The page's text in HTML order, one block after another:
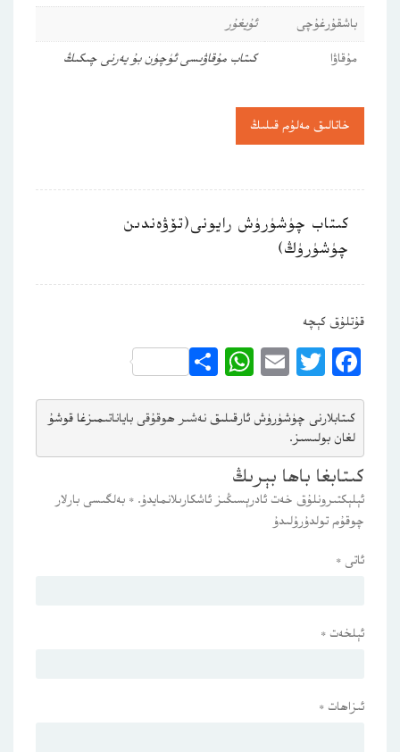
باشقۇرغۇچى
ئۇيغۇر
مۇقاۋا
كىتاب مۇقاۋىسى ئۈچۈن بۇ يەرنى چىكىڭ
خاتالىق مەلۇم قىلىڭ
كىتاب چۈشۈرۈش رايونى(تۆۋەندىن
چۈشۈرۈڭ)
قۇتلۇق كېچە
Facebook
Twitter
Email
WhatsApp
Share
كىتابلارنى چۈشۈرۈش ئارقىلىق نەشىر ھوقۇقى باياناتىمىزغا قوشۇ
لغان بولىسىز.
كىتابغا باھا بېرىڭ
ئېلېكتىرونلۇق خەت ئادرېسىڭىز ئاشكارىلانمايدۇ. * بەلگىسى بارلار
چوقۇم تولدۇرۇلىدۇ
ئاتى *
ئېلخەت *
ئىزاھات *